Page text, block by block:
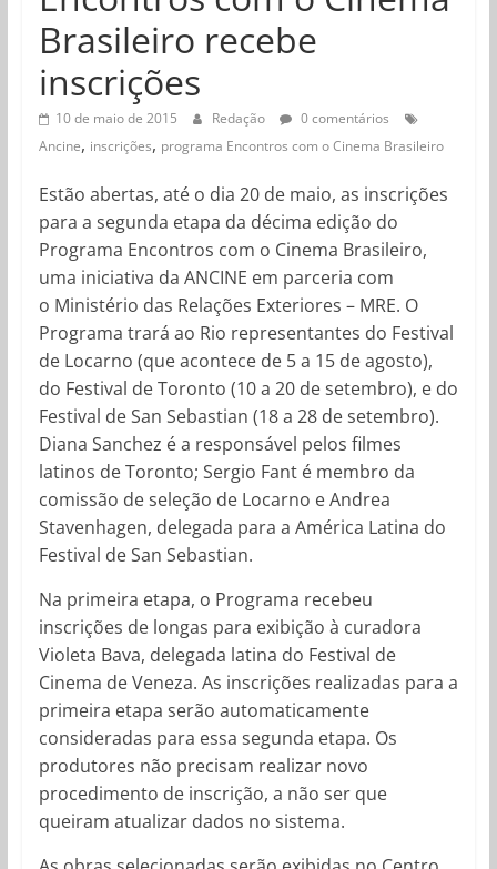
Brasileiro recebe
inscrições
10 de maio de 2015 Redação
0 comentários
Ancine, inscrições, programa Encontros com o Cinema Brasileiro
Estão abertas, até o dia 20 de maio, as inscrições
para a segunda etapa da décima edição do
Programa Encontros com o Cinema Brasileiro,
uma iniciativa da ANCINE em parceria com
o Ministério das Relações Exteriores – MRE. O
Programa trará ao Rio representantes do Festival
de Locarno (que acontece de 5 a 15 de agosto),
do Festival de Toronto (10 a 20 de setembro), e do
Festival de San Sebastian (18 a 28 de setembro).
Diana Sanchez é a responsável pelos filmes
latinos de Toronto; Sergio Fant é membro da
comissão de seleção de Locarno e Andrea
Stavenhagen, delegada para a América Latina do
Festival de San Sebastian.
Na primeira etapa, o Programa recebeu
inscrições de longas para exibição à curadora
Violeta Bava, delegada latina do Festival de
Cinema de Veneza. As inscrições realizadas para a
primeira etapa serão automaticamente
consideradas para essa segunda etapa. Os
produtores não precisam realizar novo
procedimento de inscrição, a não ser que
queiram atualizar dados no sistema.